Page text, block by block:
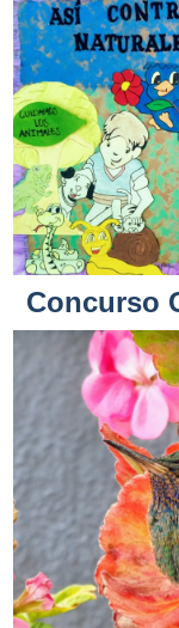
Concurso